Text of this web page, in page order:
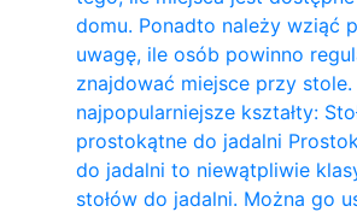
domu. Ponadto należy wziąć
uwagę, ile osób powinno
znajdować miejsce przy stole.
najpopularniejsze kształty:
prostokątne do jadalni
do jadalni to niewątpliwie
stołów do jadalni. Można go